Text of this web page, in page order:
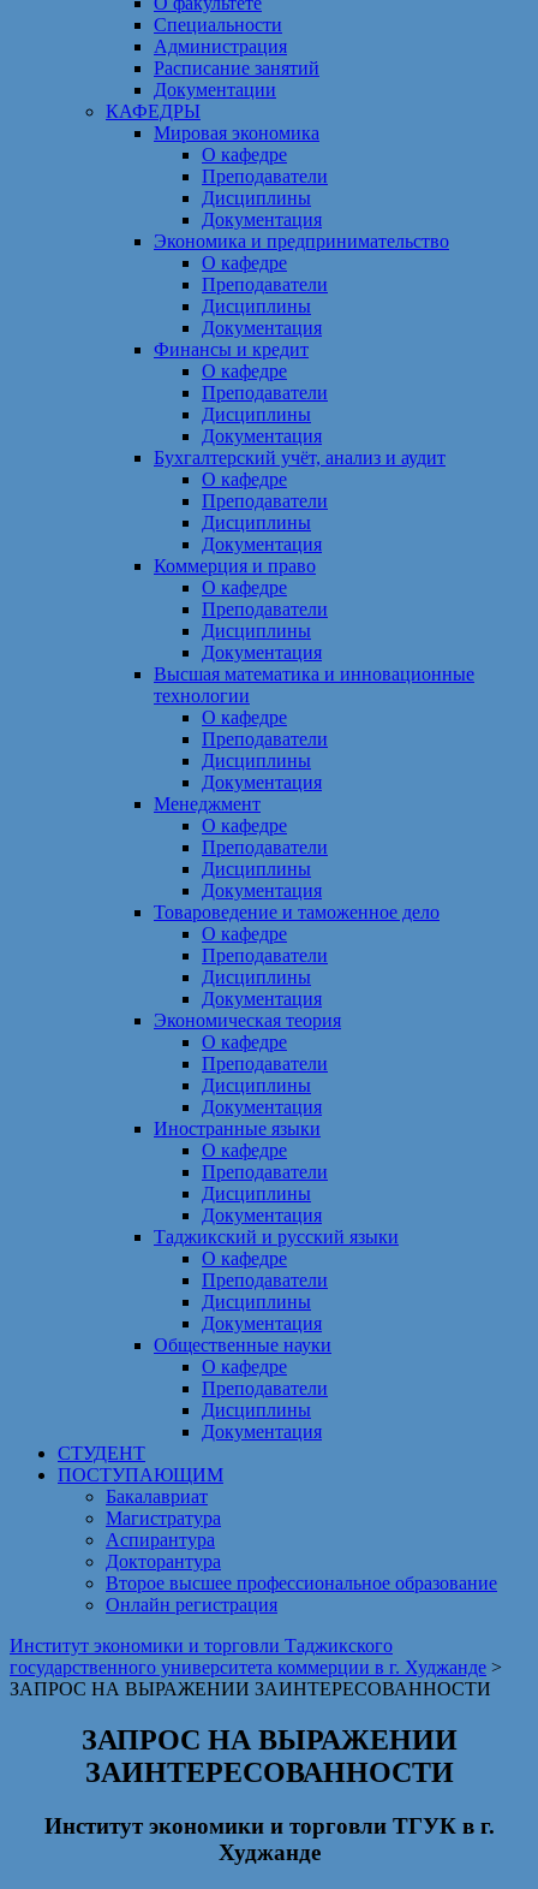
Специальности
Администрация
Расписание занятий
Документации
КАФЕДРЫ
Мировая экономика
О кафедре
Преподаватели
Дисциплины
Документация
Экономика и предпринимательство
О кафедре
Преподаватели
Дисциплины
Документация
Финансы и кредит
О кафедре
Преподаватели
Дисциплины
Документация
Бухгалтерский учёт, анализ и аудит
О кафедре
Преподаватели
Дисциплины
Документация
Коммерция и право
О кафедре
Преподаватели
Дисциплины
Документация
Высшая математика и инновационные
технологии
О кафедре
Преподаватели
Дисциплины
Документация
Менеджмент
О кафедре
Преподаватели
Дисциплины
Документация
Товароведение и таможенное дело
О кафедре
Преподаватели
Дисциплины
Документация
Экономическая теория
О кафедре
Преподаватели
Дисциплины
Документация
Иностранные языки
О кафедре
Преподаватели
Дисциплины
Документация
Таджикский и русский языки
О кафедре
Преподаватели
Дисциплины
Документация
Общественные науки
О кафедре
Преподаватели
Дисциплины
Документация
СТУДЕНТ
ПОСТУПАЮЩИМ
Бакалавриат
Магистратура
Аспирантура
Докторантура
Второе высшее профессиональное образование
Онлайн регистрация
Институт экономики и торговли Таджикского
государственного университета коммерции в г. Худжанде >
ЗАПРОС НА ВЫРАЖЕНИИ ЗАИНТЕРЕСОВАННОСТИ
ЗАПРОС НА ВЫРАЖЕНИИ
ЗАИНТЕРЕСОВАННОСТИ
Институт экономики и торговли ТГУК в г.
Худжанде